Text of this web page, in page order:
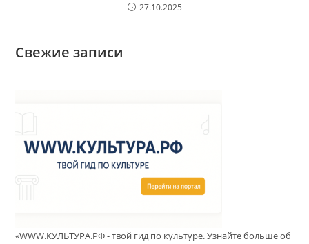
27.10.2025
Свежие записи
«WWW.КУЛЬТУРА.РФ - твой гид по культуре. Узнайте больше об